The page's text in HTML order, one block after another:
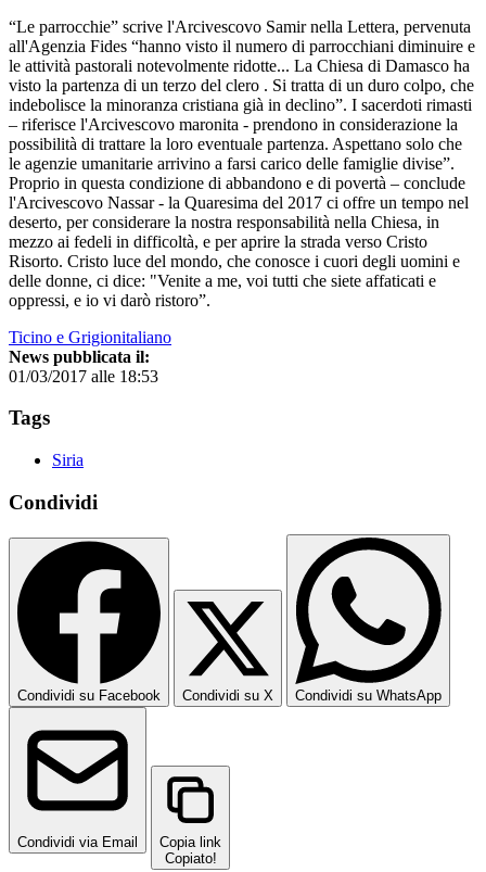
“Le parrocchie” scrive l'Arcivescovo Samir nella Lettera, pervenuta
all'Agenzia Fides “hanno visto il numero di parrocchiani diminuire e
le attività pastorali notevolmente ridotte... La Chiesa di Damasco ha
visto la partenza di un terzo del clero . Si tratta di un duro colpo, che
indebolisce la minoranza cristiana già in declino”. I sacerdoti rimasti
– riferisce l'Arcivescovo maronita - prendono in considerazione la
possibilità di trattare la loro eventuale partenza. Aspettano solo che
le agenzie umanitarie arrivino a farsi carico delle famiglie divise”.
Proprio in questa condizione di abbandono e di povertà – conclude
l'Arcivescovo Nassar - la Quaresima del 2017 ci offre un tempo nel
deserto, per considerare la nostra responsabilità nella Chiesa, in
mezzo ai fedeli in difficoltà, e per aprire la strada verso Cristo
Risorto. Cristo luce del mondo, che conosce i cuori degli uomini e
delle donne, ci dice: "Venite a me, voi tutti che siete affaticati e
oppressi, e io vi darò ristoro”.
Ticino e Grigionitaliano
News pubblicata il:
01/03/2017 alle 18:53
Tags
Siria
Condividi
Condividi su Facebook Condividi su X Condividi su WhatsApp
Condividi via Email
Copia link
Copiato!